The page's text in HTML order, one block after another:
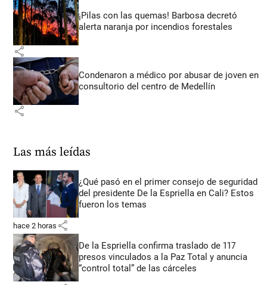
¡Pilas con las quemas! Barbosa decretó
alerta naranja por incendios forestales
share
Condenaron a médico por abusar de joven en
consultorio del centro de Medellín
share
Las más leídas
¿Qué pasó en el primer consejo de seguridad
del presidente De la Espriella en Cali? Estos
fueron los temas
hace 2 horas share
De la Espriella confirma traslado de 117
presos vinculados a la Paz Total y anuncia
“control total” de las cárceles